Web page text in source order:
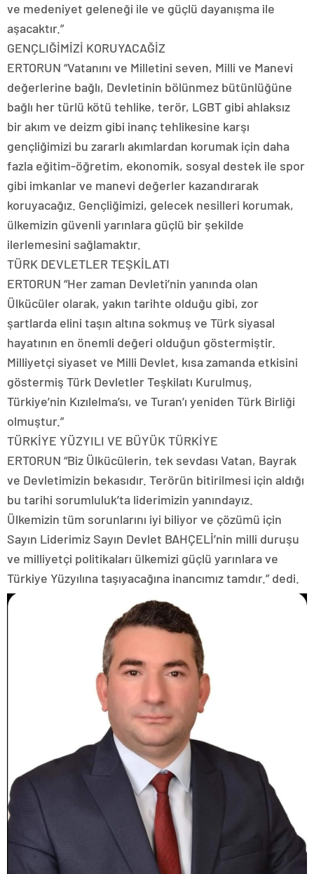
ve medeniyet geleneği ile ve güçlü dayanışma ile
aşacaktır.”
GENÇLIĞİMİZİ KORUYACAĞİZ
ERTORUN “Vatanını ve Milletini seven, Milli ve Manevi
değerlerine bağlı, Devletinin bölünmez bütünlüğüne
bağlı her türlü kötü tehlike, terör, LGBT gibi ahlaksız
bir akım ve deizm gibi inanç tehlikesine karşı
gençliğimizi bu zararlı akımlardan korumak için daha
fazla eğitim-öğretim, ekonomik, sosyal destek ile spor
gibi imkanlar ve manevi değerler kazandırarak
koruyacağız. Gençliğimizi, gelecek nesilleri korumak,
ülkemizin güvenli yarınlara güçlü bir şekilde
ilerlemesini sağlamaktır.
TÜRK DEVLETLER TEŞKİLATI
ERTORUN “Her zaman Devleti’nin yanında olan
Ülkücüler olarak, yakın tarihte olduğu gibi, zor
şartlarda elini taşın altına sokmuş ve Türk siyasal
hayatının en önemli değeri olduğun göstermiştir.
Milliyetçi siyaset ve Milli Devlet, kısa zamanda etkisini
göstermiş Türk Devletler Teşkilatı Kurulmuş,
Türkiye’nin Kızılelma’sı, ve Turan’ı yeniden Türk Birliği
olmuştur.”
TÜRKİYE YÜZYILI VE BÜYÜK TÜRKİYE
ERTORUN “Biz Ülkücülerin, tek sevdası Vatan, Bayrak
ve Devletimizin bekasıdır. Terörün bitirilmesi için aldığı
bu tarihi sorumluluk’ta liderimizin yanındayız.
Ülkemizin tüm sorunlarını iyi biliyor ve çözümü için
Sayın Liderimiz Sayın Devlet BAHÇELİ’nin milli duruşu
ve milliyetçi politikaları ülkemizi güçlü yarınlara ve
Türkiye Yüzyılına taşıyacağına inancımız tamdır.” dedi.